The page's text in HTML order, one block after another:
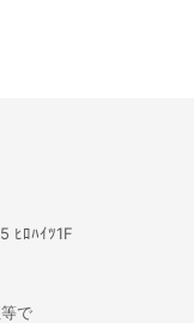
ﾋﾛﾊｲﾂ1F
で